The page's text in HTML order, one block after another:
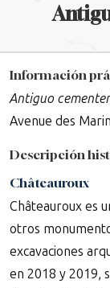
Información
Antiguo
Avenue des
Descripción
Châteauroux
Châteauroux es
otros
excavaciones
en 2018 y 2019,